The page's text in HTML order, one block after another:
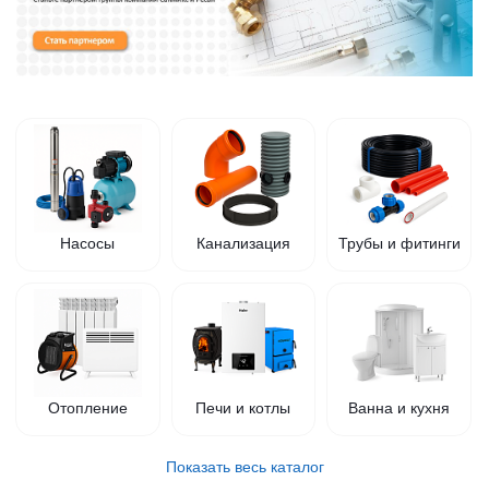
Насосы Канализация Трубы и фитинги
Отопление Печи и котлы Ванна и кухня
Показать весь каталог